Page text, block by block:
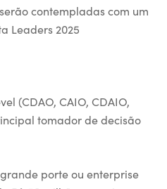
contempladas com um
Leaders 2025
(CDAO, CAIO, CDAIO,
tomador de decisão
porte ou enterprise